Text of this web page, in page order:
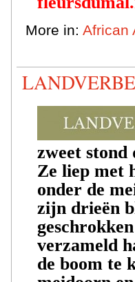
More in: African
zweet
Ze liep met
onder de
zijn drieën
verzameld
de boom te